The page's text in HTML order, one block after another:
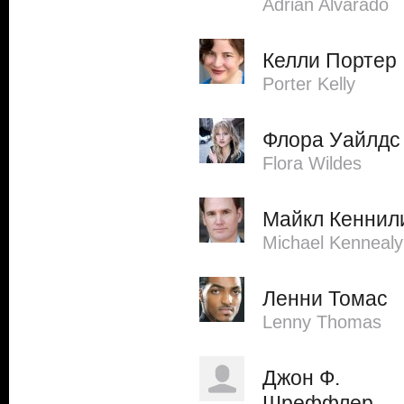
Adrian Alvarado
Келли Портер
Porter Kelly
Флора Уайлдс
Flora Wildes
Майкл
Michael Kennealy
Ленни Томас
Lenny Thomas
Джон Ф.